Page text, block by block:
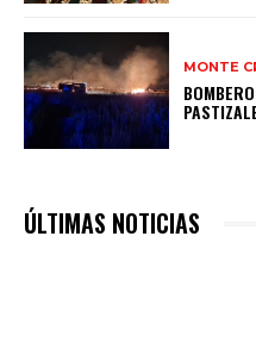
MONTE
ÚLTIMAS NOTICIAS